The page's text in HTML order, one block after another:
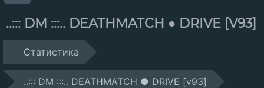
..::: DM :::.. DEATHMATCH ● DRIVE [V93]
Статистика
..::: DM :::.. DEATHMATCH ● DRIVE [v93]